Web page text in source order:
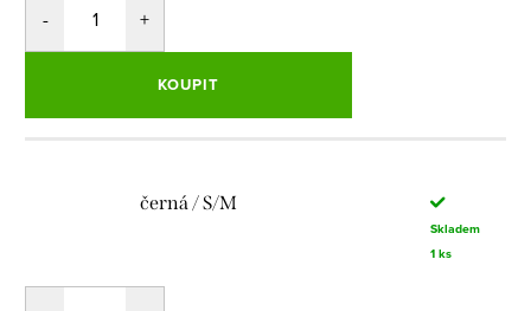
KOUPIT
černá / S/M
Skladem
1 ks